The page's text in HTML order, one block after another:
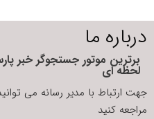
درباره ما
برترین موتور جستجوگر خبر
لحظه ای
مراجعه کنید